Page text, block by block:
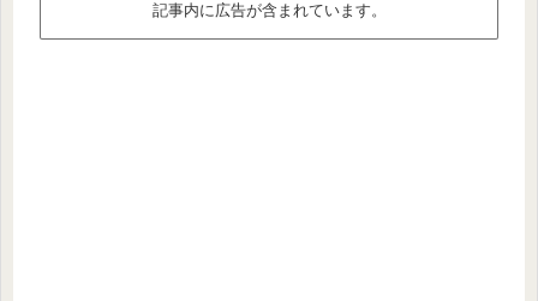
記事内に広告が含まれています。